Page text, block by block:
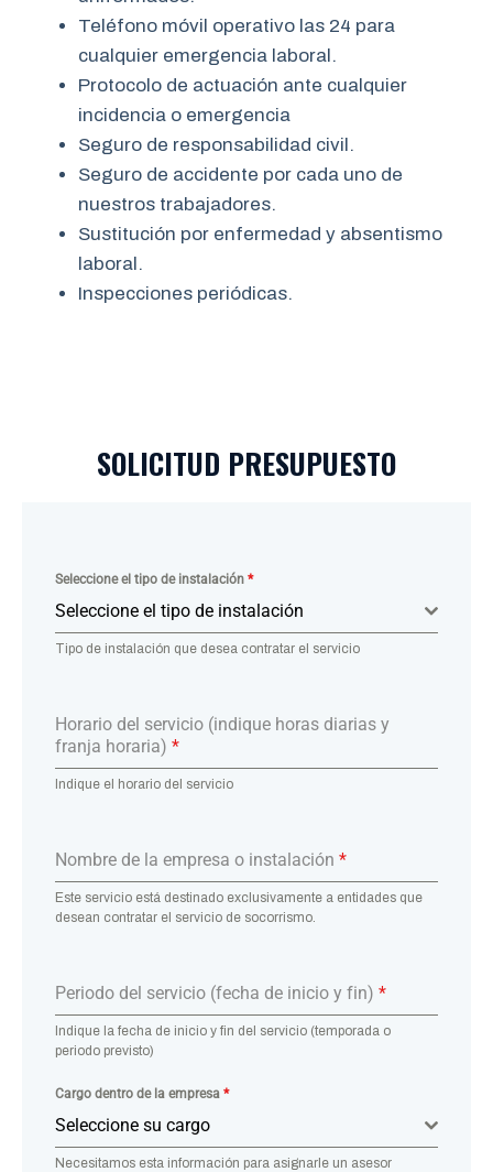
Teléfono móvil operativo las 24 para
cualquier emergencia laboral.
Protocolo de actuación ante cualquier
incidencia o emergencia
Seguro de responsabilidad civil.
Seguro de accidente por cada uno de
nuestros trabajadores.
Sustitución por enfermedad y absentismo
laboral.
Inspecciones periódicas.
SOLICITUD PRESUPUESTO
Seleccione el tipo de instalación *
Seleccione el tipo de instalación
Tipo de instalación que desea contratar el servicio
Horario del servicio (indique horas diarias y
franja horaria) *
Indique el horario del servicio
Nombre de la empresa o instalación *
Este servicio está destinado exclusivamente a entidades que
desean contratar el servicio de socorrismo.
Periodo del servicio (fecha de inicio y fin) *
Indique la fecha de inicio y fin del servicio (temporada o
periodo previsto)
Cargo dentro de la empresa *
Seleccione su cargo
Necesitamos esta información para asignarle un asesor